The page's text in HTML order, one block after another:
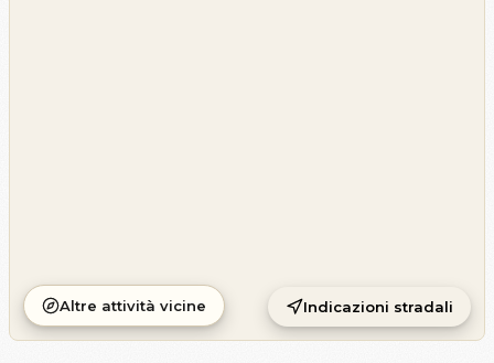
Altre attività vicine Indicazioni stradali